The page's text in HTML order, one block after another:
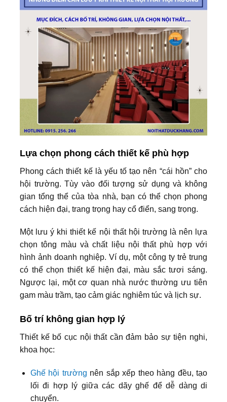
Lựa chọn phong cách thiết kế phù hợp
Phong cách thiết kế là yếu tố tạo nên “cái hồn” cho
hội trường. Tùy vào đối tượng sử dụng và không
gian tổng thể của tòa nhà, bạn có thể chọn phong
cách hiện đại, trang trọng hay cổ điển, sang trọng.
Một lưu ý khi thiết kế nội thất hội trường là nên lựa
chọn tông màu và chất liệu nội thất phù hợp với
hình ảnh doanh nghiệp. Ví dụ, một công ty trẻ trung
có thể chọn thiết kế hiện đại, màu sắc tươi sáng.
Ngược lại, một cơ quan nhà nước thường ưu tiên
gam màu trầm, tạo cảm giác nghiêm túc và lịch sự.
Bố trí không gian hợp lý
Thiết kế bố cục nội thất cần đảm bảo sự tiện nghi,
khoa học:
Ghế hội trường nên sắp xếp theo hàng đều, tạo
lối đi hợp lý giữa các dãy ghế để dễ dàng di
chuyển.